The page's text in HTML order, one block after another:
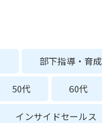
部下指導・育成
50代 60代
インサイドセールス